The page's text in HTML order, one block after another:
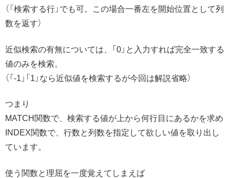
（「検索する行」でも可。この場合一番左を開始位置として列
数を返す）
近似検索の有無については、「0」と入力すれば完全一致する
値のみを検索。
（「-1」「1」なら近似値を検索するが今回は解説省略）
つまり
MATCH関数で、検索する値が上から何行目にあるかを求め
INDEX関数で、行数と列数を指定して欲しい値を取り出し
ています。
使う関数と理屈を一度覚えてしまえば